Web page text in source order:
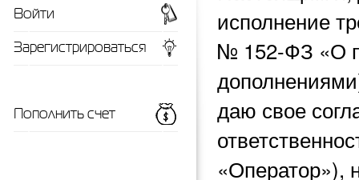
исполнение
№ 152-ФЗ «О
даю свое
«Оператор»),
Войти
Зарегистрироваться
Пополнить счет